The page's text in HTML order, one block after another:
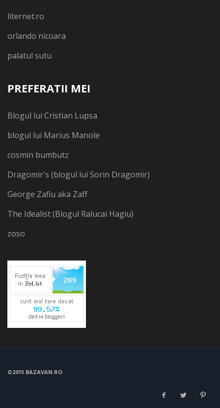
liternet.ro
orlando nicoara
palatul sutu
PREFERATII MEI
Blogul lui Cristian Lupsa
blogul lui Marius Manole
cosmin bumbutz
Dragomir's (blogul lui Sorin Dragomir)
George Zafiu aka Zaff
The Idealist (Blogul Ralucai Hagiu)
zoso
©2015 BAZAVAN.RO